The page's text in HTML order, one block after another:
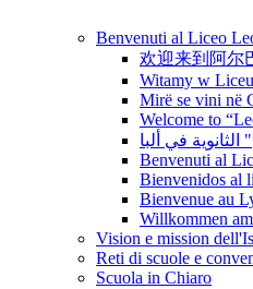
Benvenuti al Liceo
欢迎来到阿尔
Witamy w
Mirë se vini në
Welcome to
في ألبا
Benvenuti al
Bienvenidos al
Bienvenue au
Willkommen
Vision e mission
Reti di scuole e
Scuola in Chiaro